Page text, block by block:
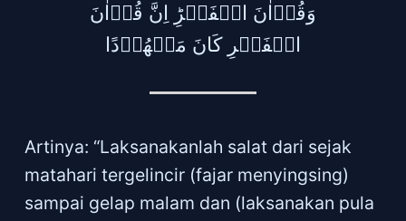
وَقُرۡاٰنَ الۡفَجۡرِ‌ؕ اِنَّ قُرۡاٰنَ
الۡفَجۡرِ كَانَ مَشۡهُوۡدًا‏
Artinya: “Laksanakanlah salat dari sejak
matahari tergelincir (fajar menyingsing)
sampai gelap malam dan (laksanakan pula